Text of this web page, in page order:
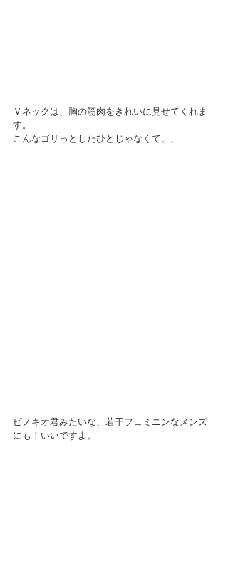
Ｖネックは、胸の筋肉をきれいに見せてくれま
す。
こんなゴリっとしたひとじゃなくて、、
ピノキオ君みたいな、若干フェミニンなメンズ
にも！いいですよ。